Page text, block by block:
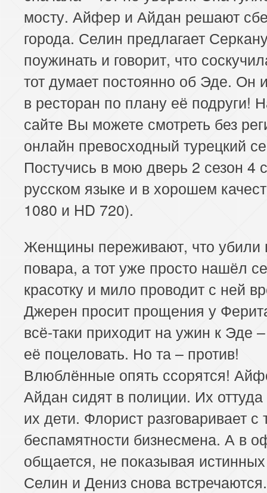
мосту. Айфер и Айдан решают
города. Селин предлагает
поужинать и говорит, что
тот думает постоянно об Эде. Он
в ресторан по плану её подруги!
сайте Вы можете смотреть без
онлайн превосходный турецкий
Постучись в мою дверь 2 сезон 4
русском языке и в хорошем
1080 и HD 720).
Женщины переживают, что
повара, а тот уже просто нашёл
красотку и мило проводит с ней
Джерен просит прощения у
всё-таки приходит на ужин к Эде
её поцеловать. Но та – против!
Влюблённые опять ссорятся!
Айдан сидят в полиции. Их
их дети. Флорист разговаривает с
беспамятности бизнесмена. А в
общается, не показывая истинных
Селин и Дениз снова встречаются.